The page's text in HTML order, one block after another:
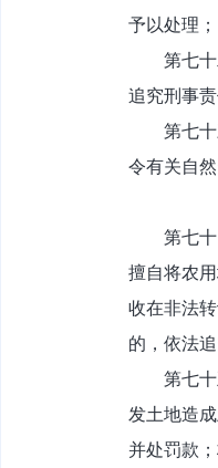
予以处理
第七十二
追究刑事
第七十三
令有关自
第七十四
擅自将农
收在非法
的，依法追
第七十五
发土地造
并处罚款